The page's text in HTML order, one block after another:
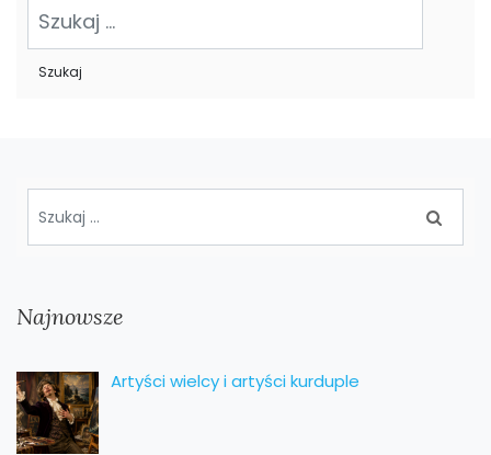
Najnowsze
Artyści wielcy i artyści kurduple